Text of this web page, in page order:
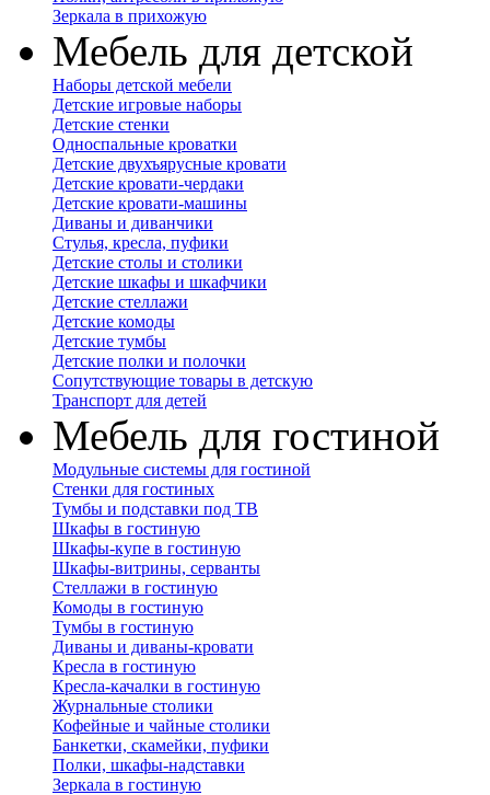
Зеркала в прихожую
Мебель для детской
Наборы детской мебели
Детские игровые наборы
Детские стенки
Односпальные кроватки
Детские двухъярусные кровати
Детские кровати-чердаки
Детские кровати-машины
Диваны и диванчики
Стулья, кресла, пуфики
Детские столы и столики
Детские шкафы и шкафчики
Детские стеллажи
Детские комоды
Детские тумбы
Детские полки и полочки
Сопутствующие товары в детскую
Транспорт для детей
Мебель для гостиной
Модульные системы для гостиной
Стенки для гостиных
Тумбы и подставки под ТВ
Шкафы в гостиную
Шкафы-купе в гостиную
Шкафы-витрины, серванты
Стеллажи в гостиную
Комоды в гостиную
Тумбы в гостиную
Диваны и диваны-кровати
Кресла в гостиную
Кресла-качалки в гостиную
Журнальные столики
Кофейные и чайные столики
Банкетки, скамейки, пуфики
Полки, шкафы-надставки
Зеркала в гостиную